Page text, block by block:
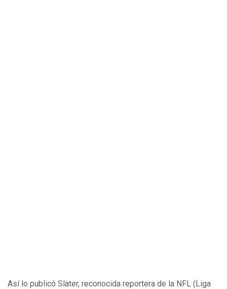
Así lo publicó Slater, reconocida reportera de la NFL (Liga